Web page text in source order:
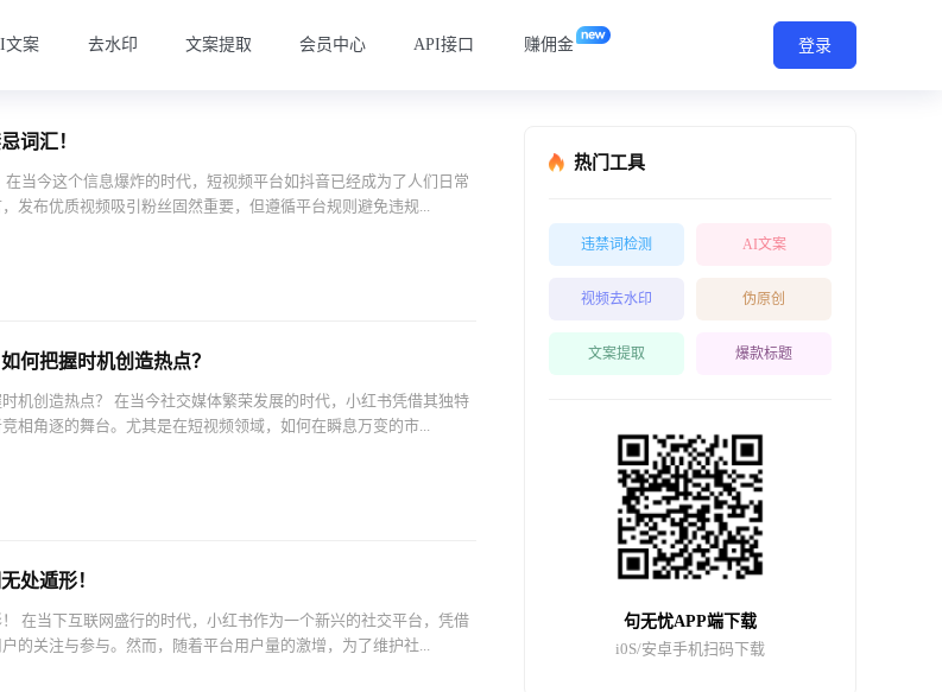
文案 去水印 文案提取 会员中心 API接口 赚佣金 登录
词汇！
当今这个信息爆炸的时代，短视频平台如抖音已经成为了人们日常
发布优质视频吸引粉丝固然重要，但遵循平台规则避免违规...
何把握时机创造热点？
机创造热点？ 在当今社交媒体繁荣发展的时代，小红书凭借其独特
相角逐的舞台。尤其是在短视频领域，如何在瞬息万变的市...
处遁形！
在当下互联网盛行的时代，小红书作为一个新兴的社交平台，凭借
的关注与参与。然而，随着平台用户量的激增，为了维护社...
热门工具
违禁词检测 AI文案
视频去水印 伪原创
文案提取 爆款标题
句无忧APP端下载
i0S/安卓手机扫码下载